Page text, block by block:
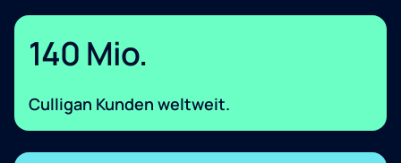
140 Mio.
Culligan Kunden weltweit.